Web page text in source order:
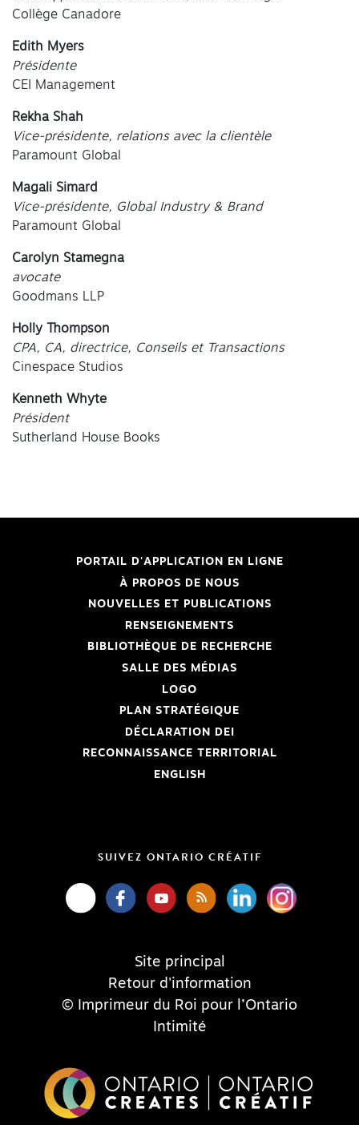
Collège Canadore
Edith Myers
Présidente
CEI Management
Rekha Shah
Vice-présidente, relations avec la clientèle
Paramount Global
Magali Simard
Vice-présidente, Global Industry & Brand
Paramount Global
Carolyn Stamegna
avocate
Goodmans LLP
Holly Thompson
CPA, CA, directrice, Conseils et Transactions
Cinespace Studios
Kenneth Whyte
Président
Sutherland House Books
PORTAIL D'APPLICATION EN LIGNE
À PROPOS DE NOUS
NOUVELLES ET PUBLICATIONS
RENSEIGNEMENTS
BIBLIOTHÈQUE DE RECHERCHE
SALLE DES MÉDIAS
LOGO
PLAN STRATÉGIQUE
DÉCLARATION DEI
RECONNAISSANCE TERRITORIAL
ENGLISH
SUIVEZ ONTARIO CRÉATIF
Site principal
Retour d'information
© Imprimeur du Roi pour l’Ontario
Intimité